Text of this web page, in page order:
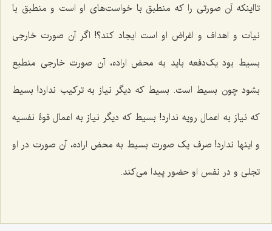
تااینکه آن صورتى را که منطبق با خواست‌هاى او است و منطبق با
نیات و اهداف و اغراض او است ایجاد کند؟! اگر آن صورت خارجى
بسیط بود یک‌دفعه باید به محض اراده، آن صورت خارجى منطبع
بشود چون بسیط است. بسیط که دیگر نیاز به ترکیب ندارد! بسیط
که نیاز به اعمال رویه ندارد! بسیط که دیگر نیاز به اعمال قوۀ نفسیه
و اینها ندارد! صرف یک صورت بسیط به محض اراده، آن صورت در او
تجلى و در نفس او حضور پیدا مى‌کند.